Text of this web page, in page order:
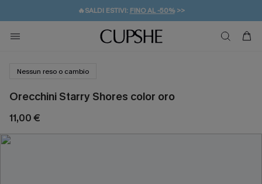
🔥SALDI ESTIVI: FINO AL -50%>>
🚚SPEDIZIONE GRATUITA DA 49€
💌REGALO PER I NUOVI: 20% DI SCONTO*
Nessun reso o cambio
Orecchini Starry Shores color oro
11,00 €